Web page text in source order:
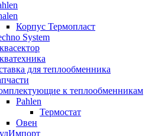
Корпус Термопласт
System
для теплообменника
к теплообменникам
Pahlen
Термостат
Овен